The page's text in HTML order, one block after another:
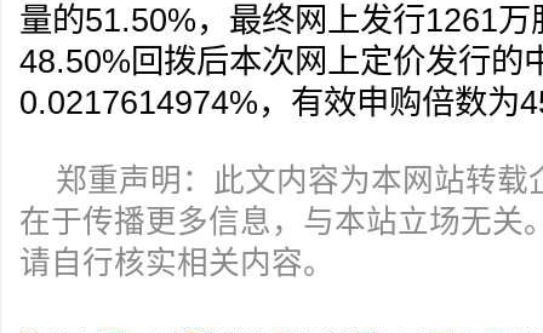
量的51.50%，最终网上发行1261
48.50%回拨后本次网上定价发行的
0.0217614974%，有效申购倍数为
郑重声明：此文内容为本网站转载
在于传播更多信息，与本站立场无关
请自行核实相关内容。